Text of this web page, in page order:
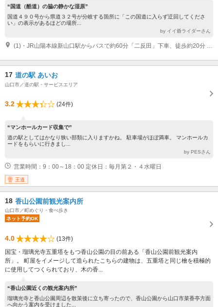
“国道（酷道）の脇の静かな湿原”
国道４９０号から県道３２号が分岐する箇所に「この国道に入らず迂回してくださ
い」の表示があるほどの場所...
by イイ爺ライダーさん
17 道の駅 あいお
山口市／道の駅・サービスエリア
3.2 (24件)
“マンホールカード収集で”
道の駅としてはかなり狭い部類に入りますかね。 駐車場がほぼ満車。 マンホールカ
ードをもらいに行きまし...
by PESさん
営業時間：9：00～18：00 定休日：毎月第２・４水曜日
王道
18 香山公園前観光案内所
山口市／町めぐり・食べ歩き
ネット予約OK
4.0
(13件)
国宝・瑠璃光寺五重塔をもつ香山公園の目の前ある「香山公園前観光案内
所」。 町屋をイメージして造られたこちらの建物は、五重塔と同じ檜を積極的
に使用してつくられており、木の香...
“香山公園近くの観光案内所”
瑠璃光寺と香山公園周辺を散策後に立ち寄ったので、香山公園から山口市菜香亭方面
へ向かう案内を受けました...